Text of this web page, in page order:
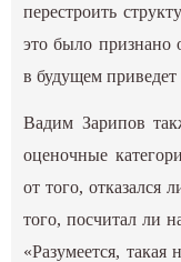
перестроить
это было признано
в будущем
Вадим Зарипов
оценочные
от того, отказался
того, посчитал ли
«Разумеется,